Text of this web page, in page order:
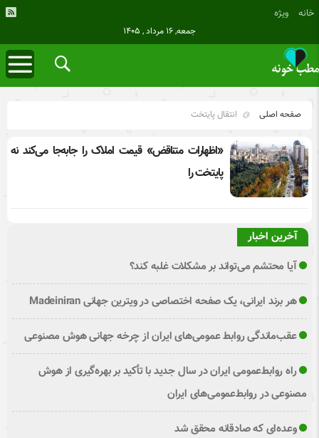
خانه ویژه
جمعه, ۱۶ مرداد , ۱۴۰۵
صفحه اصلی انتقال پایتخت
«اظهارات متناقض» قیمت‌ املاک را جابه‌جا می‌کند نه
پایتخت را
آخرین اخبار
آیا محتشم می‌تواند بر مشکلات غلبه کند؟
هر برند ایرانی، یک صفحه اختصاصی در ویترین جهانی Madeiniran
عقب‌ماندگی روابط عمومی‌های ایران از چرخه جهانی هوش مصنوعی
راه روابط‌عمومی ایران در سال جدید با تأکید بر بهره‌گیری از هوش
مصنوعی در روابط‌عمومی‌های ایران
وعده‌ای که صادقانه محقق شد